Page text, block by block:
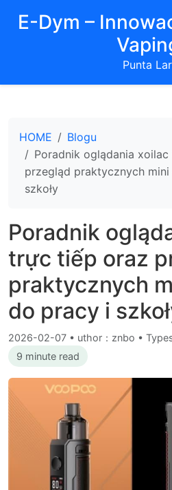
E-Dym –
Punta
HOME
Blogu
Poradnik oglądania
przegląd praktycznych
szkoły
Poradnik
trực tiếp oraz
praktycznych
do pracy i
2026-02-07 • uthor：znbo • Types
9 minute read